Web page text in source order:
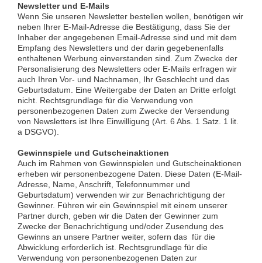
Newsletter und E-Mails
Wenn Sie unseren Newsletter bestellen wollen, benötigen wir
neben Ihrer E-Mail-Adresse die Bestätigung, dass Sie der
Inhaber der angegebenen Email-Adresse sind und mit dem
Empfang des Newsletters und der darin gegebenenfalls
enthaltenen Werbung einverstanden sind. Zum Zwecke der
Personalisierung des Newsletters oder E-Mails erfragen wir
auch Ihren Vor- und Nachnamen, Ihr Geschlecht und das
Geburtsdatum. Eine Weitergabe der Daten an Dritte erfolgt
nicht. Rechtsgrundlage für die Verwendung von
personenbezogenen Daten zum Zwecke der Versendung
von Newsletters ist Ihre Einwilligung (Art. 6 Abs. 1 Satz. 1 lit.
a DSGVO).
Gewinnspiele und Gutscheinaktionen
Auch im Rahmen von Gewinnspielen und Gutscheinaktionen
erheben wir personenbezogene Daten. Diese Daten (E-Mail-
Adresse, Name, Anschrift, Telefonnummer und
Geburtsdatum) verwenden wir zur Benachrichtigung der
Gewinner. Führen wir ein Gewinnspiel mit einem unserer
Partner durch, geben wir die Daten der Gewinner zum
Zwecke der Benachrichtigung und/oder Zusendung des
Gewinns an unsere Partner weiter, sofern das für die
Abwicklung erforderlich ist. Rechtsgrundlage für die
Verwendung von personenbezogenen Daten zur